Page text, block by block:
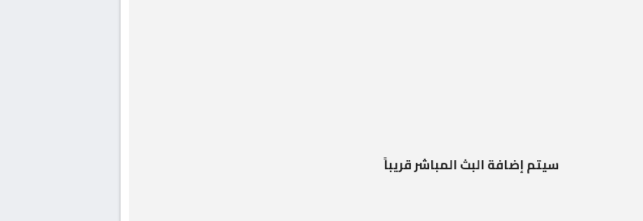
سيتم إضافة البث المباشر قريباً